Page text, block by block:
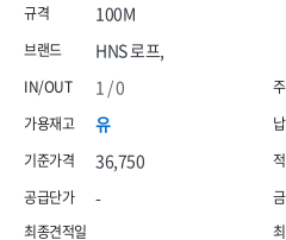
HNS 로프,
유
36,750
-
100M
1 / 0